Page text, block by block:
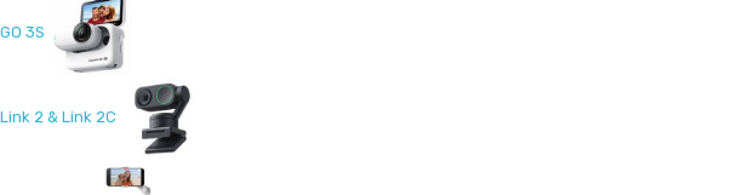
GO 3S
Link 2 & Link 2C